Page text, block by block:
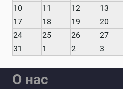
10
11 12 13
17
18 19 20
24
25 26 27
31
1 2 3
О нас